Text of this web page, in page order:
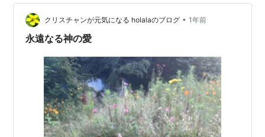
じるしかない」のではなく、「信じてもいい」という気
持ちに導かれます。 聖書は死者の復活を伝えています。
人は死んで眠りに就きますが、目覚める時がくるという
クリスチャンが元気になる holalaのブログ • 1年前
永遠なる神の愛